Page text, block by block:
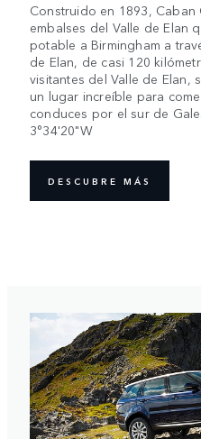
Construido en 1893,
embalses del Valle de Elan
potable a Birmingham a
de Elan, de casi 120
visitantes del Valle de Elan,
un lugar increíble para
conduces por el sur de
3°34'20"W
DESCUBRE MÁS